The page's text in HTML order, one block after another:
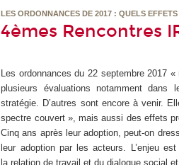
LES ORDONNANCES DE 2017 : QUELS EFFETS
4èmes Rencontres
Les ordonnances du 22 septembre 2017
plusieurs évaluations notamment dans
stratégie. D’autres sont encore à venir.
spectre couvert », mais aussi des effets
Cinq ans après leur adoption, peut-on
leur adoption par les acteurs. L’enjeu
la relation de travail et du dialogue social